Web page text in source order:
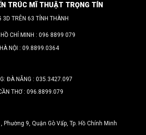
TRÚC MĨ THUẬT TRỌNG TÍN
3D TRÊN 63 TỈNH THÀNH
CHÍ MINH : 096 8899 079
NỘI : 09.8899.0364
ĐÀ NẴNG : 035.3427.097
THƠ : 096.8899.079
9, Quận Gò Vấp, Tp. Hồ Chính Minh